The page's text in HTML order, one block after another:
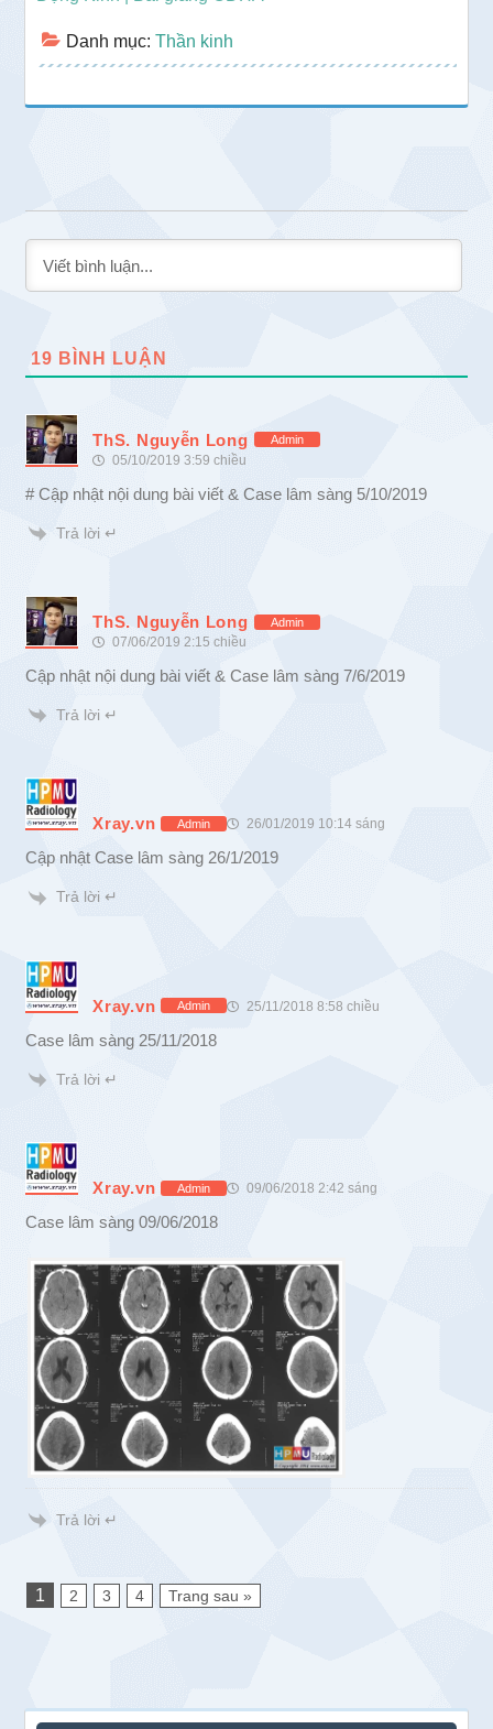
Danh mục:Thần kinh
19 BÌNH LUẬN
ThS. Nguyễn Long Admin
05/10/2019 3:59 chiều
# Cập nhật nội dung bài viết & Case lâm sàng 5/10/2019
Trả lời ↵
ThS. Nguyễn Long Admin
07/06/2019 2:15 chiều
Cập nhật nội dung bài viết & Case lâm sàng 7/6/2019
Trả lời ↵
Xray.vn Admin 26/01/2019 10:14 sáng
Cập nhật Case lâm sàng 26/1/2019
Trả lời ↵
Xray.vn Admin 25/11/2018 8:58 chiều
Case lâm sàng 25/11/2018
Trả lời ↵
Xray.vn Admin 09/06/2018 2:42 sáng
Case lâm sàng 09/06/2018
Trả lời ↵
1 2 3 4 Trang sau »